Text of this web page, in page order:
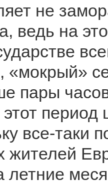
не
ведь на
«мокрый»
пары
период
все-таки
жителей
летние